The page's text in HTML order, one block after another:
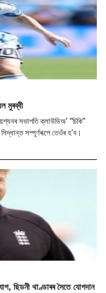
মুৰব্বী
সম্পূৰ্ণৰূপে তেওঁৰ হ’ব।
ছিডনী থাণ্ডাৰৰ সৈতে যোগদান